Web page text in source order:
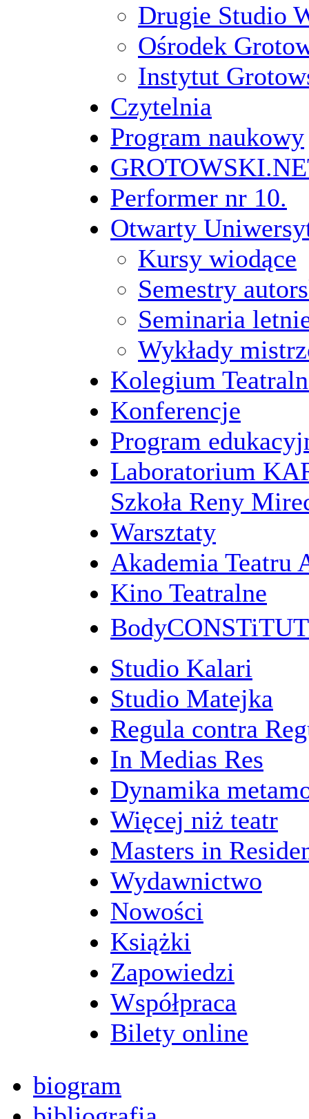
Drugie Studio
Ośrodek
Instytut
Czytelnia
Program naukowy
Performer nr 10.
Otwarty
Kursy wiodące
Semestry
Seminaria
Wykłady
Kolegium
Konferencje
Program
Laboratorium
Szkoła Reny
Warsztaty
Akademia Teatru
Kino Teatralne
Studio Kalari
Studio Matejka
Regula contra
In Medias Res
Dynamika
Więcej niż teatr
Masters in
Wydawnictwo
Nowości
Książki
Zapowiedzi
Współpraca
Bilety online
biogram